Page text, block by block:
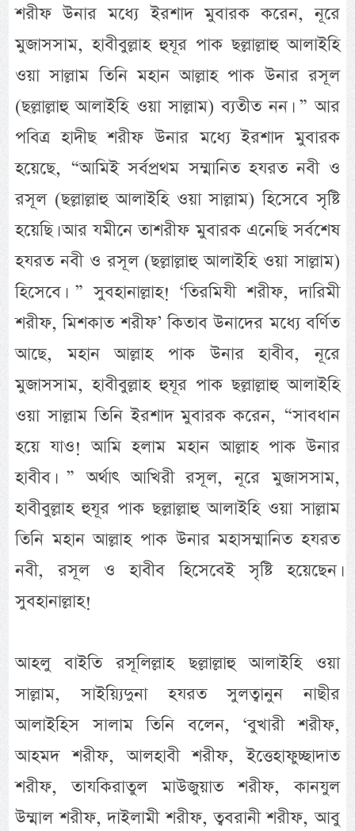
শরীফ উনার মধ্যে ইরশাদ মুবারক করেন, নূরে
মুজাসসাম, হাবীবুল্লাহ হুযূর পাক ছল্লাল্লাহু আলাইহি
ওয়া সাল্লাম তিনি মহান আল্লাহ পাক উনার রসূল
(ছল্লাল্লাহু আলাইহি ওয়া সাল্লাম) ব্যতীত নন। ” আর
পবিত্র হাদীছ শরীফ উনার মধ্যে ইরশাদ মুবারক
হয়েছে, “আমিই সর্বপ্রথম সম্মানিত হযরত নবী ও
রসূল (ছল্লাল্লাহু আলাইহি ওয়া সাল্লাম) হিসেবে সৃষ্টি
হয়েছি। আর যমীনে তাশরীফ মুবারক এনেছি সর্বশেষ
হযরত নবী ও রসূল (ছল্লাল্লাহু আলাইহি ওয়া সাল্লাম)
হিসেবে। ” সুবহানাল্লাহ! ‘তিরমিযী শরীফ, দারিমী
শরীফ, মিশকাত শরীফ’ কিতাব উনাদের মধ্যে বর্ণিত
আছে, মহান আল্লাহ পাক উনার হাবীব, নূরে
মুজাসসাম, হাবীবুল্লাহ হুযূর পাক ছল্লাল্লাহু আলাইহি
ওয়া সাল্লাম তিনি ইরশাদ মুবারক করেন, “সাবধান
হয়ে যাও! আমি হলাম মহান আল্লাহ পাক উনার
হাবীব। ” অর্থাৎ আখিরী রসূল, নূরে মুজাসসাম,
হাবীবুল্লাহ হুযূর পাক ছল্লাল্লাহু আলাইহি ওয়া সাল্লাম
তিনি মহান আল্লাহ পাক উনার মহাসম্মানিত হযরত
নবী, রসূল ও হাবীব হিসেবেই সৃষ্টি হয়েছেন।
সুবহানাল্লাহ!
আহলু বাইতি রসূলিল্লাহ ছল্লাল্লাহু আলাইহি ওয়া
সাল্লাম, সাইয়্যিদুনা হযরত সুলত্বানুন নাছীর
আলাইহিস সালাম তিনি বলেন, ‘বুখারী শরীফ,
আহমদ শরীফ, আলহাবী শরীফ, ইত্তেহাফুচ্ছাদাত
শরীফ, তাযকিরাতুল মাউজুয়াত শরীফ, কানযুল
উম্মাল শরীফ, দাইলামী শরীফ, ত্ববরানী শরীফ, আবু